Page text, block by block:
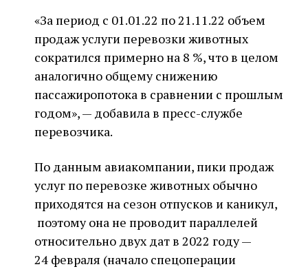
«За период с 01.01.22 по 21.11.22 объем
продаж услуги перевозки животных
сократился примерно на 8 %, что в целом
аналогично общему снижению
пассажиропотока в сравнении с прошлым
годом», — добавила в пресс-службе
перевозчика.
По данным авиакомпании, пики продаж
услуг по перевозке животных обычно
приходятся на сезон отпусков и каникул,
поэтому она не проводит параллелей
относительно двух дат в 2022 году —
24 февраля (начало спецоперации